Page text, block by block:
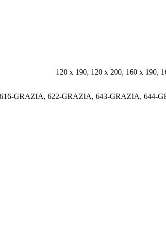
120 x 190, 120 x 200, 160 x 190,
616-GRAZIA, 622-GRAZIA, 643-GRAZIA, 644-